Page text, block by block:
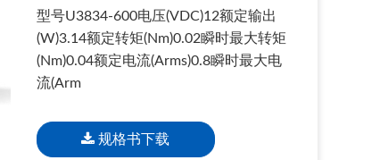
型号U3834-600电压(VDC)12额定输出
(W)3.14额定转矩(Nm)0.02瞬时最大转矩
(Nm)0.04额定电流(Arms)0.8瞬时最大电
流(Arm
规格书下载